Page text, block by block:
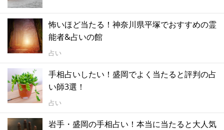
怖いほど当たる！神奈川県平塚でおすすめの霊
能者&占いの館
占い
手相占いしたい！盛岡でよく当たると評判の占
い師3選！
占い
岩手・盛岡の手相占い！本当に当たると大人気